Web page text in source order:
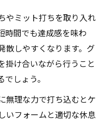
やミット打ちを取り入れ
時間でも達成感を味わ
散しやすくなります。グ
掛け合いながら行うこと
しょう。
無理な力で打ち込むとケ
いフォームと適切な休息